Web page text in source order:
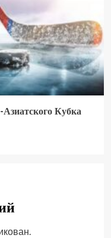
Кубка